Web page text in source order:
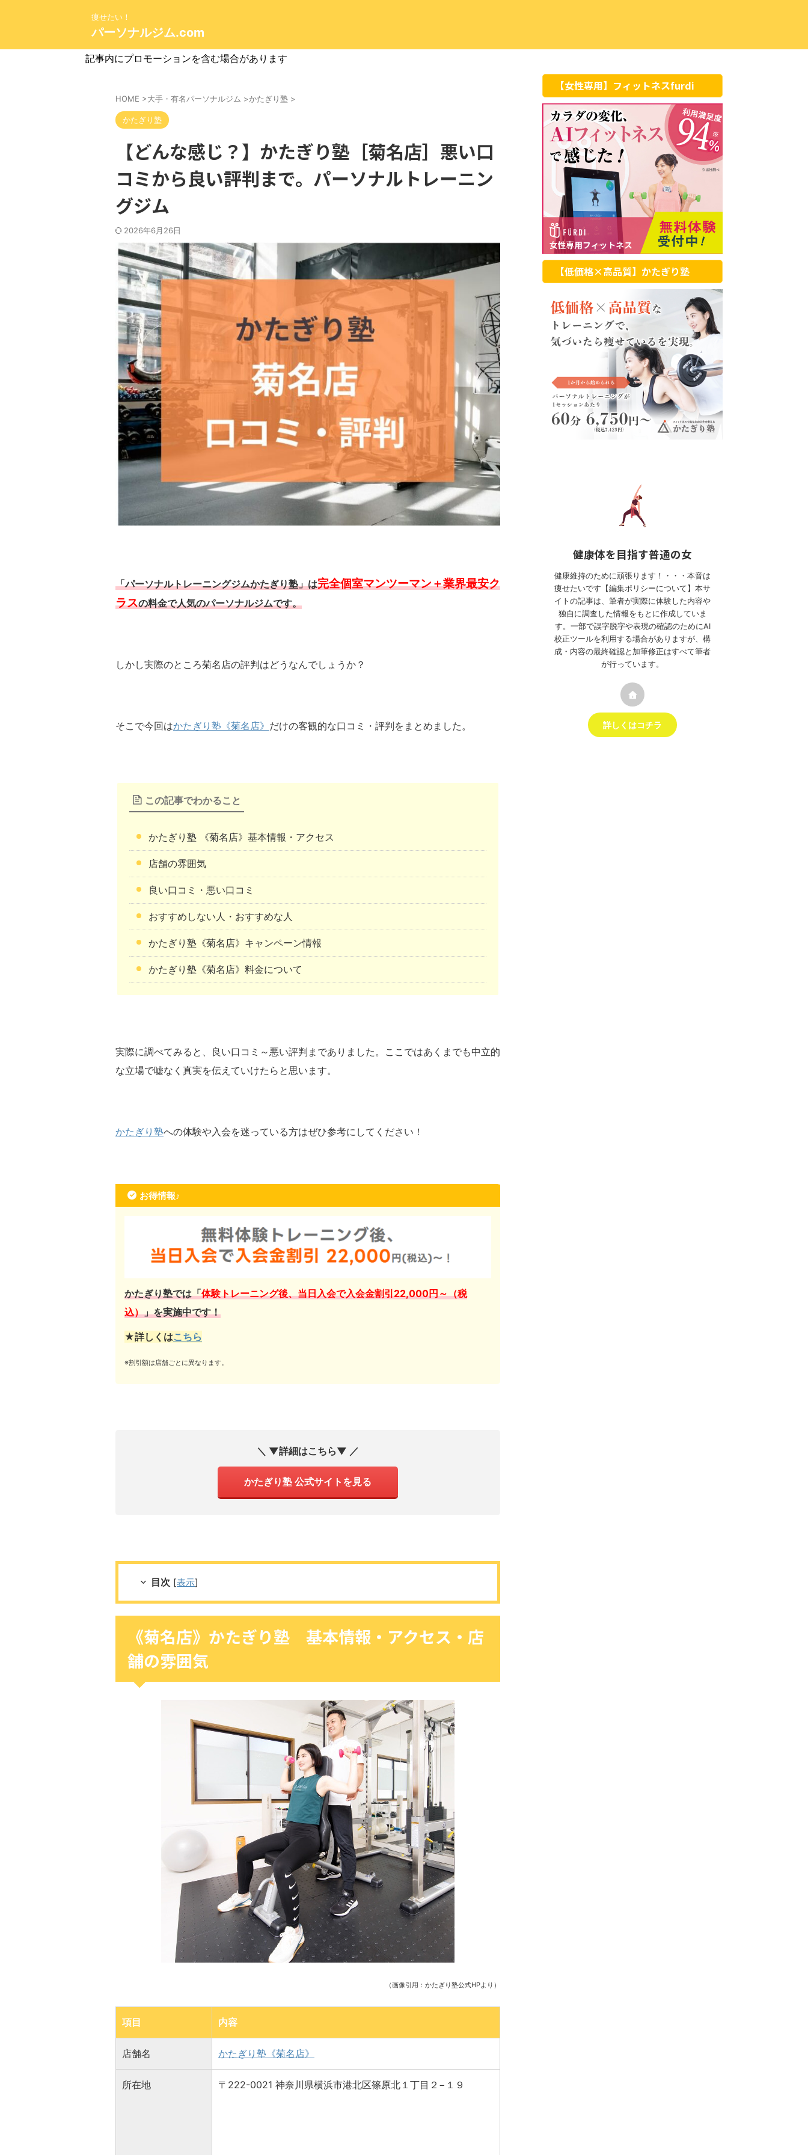
痩せたい！
パーソナルジム.com
記事内にプロモーションを含む場合があります
HOME >大手・有名パーソナルジム >かたぎり塾 >
かたぎり塾
【どんな感じ？】かたぎり塾［菊名店］悪い口
コミから良い評判まで。パーソナルトレーニン
グジム
2026年6月26日
「パーソナルトレーニングジムかたぎり塾」は完全個室マンツーマン＋業界最安ク
ラスの料金で人気のパーソナルジムです。
しかし実際のところ菊名店の評判はどうなんでしょうか？
そこで今回はかたぎり塾《菊名店》 だけの客観的な口コミ・評判をまとめました。
この記事でわかること
かたぎり塾 《菊名店》基本情報・アクセス
店舗の雰囲気
良い口コミ・悪い口コミ
おすすめしない人・おすすめな人
かたぎり塾《菊名店》キャンペーン情報
かたぎり塾《菊名店》料金について
実際に調べてみると、良い口コミ～悪い評判までありました。ここではあくまでも中立的
な立場で嘘なく真実を伝えていけたらと思います。
かたぎり塾への体験や入会を迷っている方はぜひ参考にしてください！
お得情報♪
かたぎり塾では「体験トレーニング後、当日入会で入会金割引22,000円～（税
込）」を実施中です！
★詳しくはこちら
※割引額は店舗ごとに異なります。
＼ ▼詳細はこちら▼ ／
かたぎり塾 公式サイトを見る
目次 [表示]
《菊名店》かたぎり塾 基本情報・アクセス・店
舗の雰囲気
（画像引用：かたぎり塾公式HPより）
項目 内容
店舗名 かたぎり塾《菊名店》
所在地 〒222-0021 神奈川県横浜市港北区篠原北１丁目２−１９
【女性専用】フィットネスfurdi
【低価格×高品質】かたぎり塾
健康体を目指す普通の女
健康維持のために頑張ります！・・・本音は
痩せたいです【編集ポリシーについて】本サ
イトの記事は、筆者が実際に体験した内容や
独自に調査した情報をもとに作成していま
す。一部で誤字脱字や表現の確認のためにAI
校正ツールを利用する場合がありますが、構
成・内容の最終確認と加筆修正はすべて筆者
が行っています。
詳しくはコチラ